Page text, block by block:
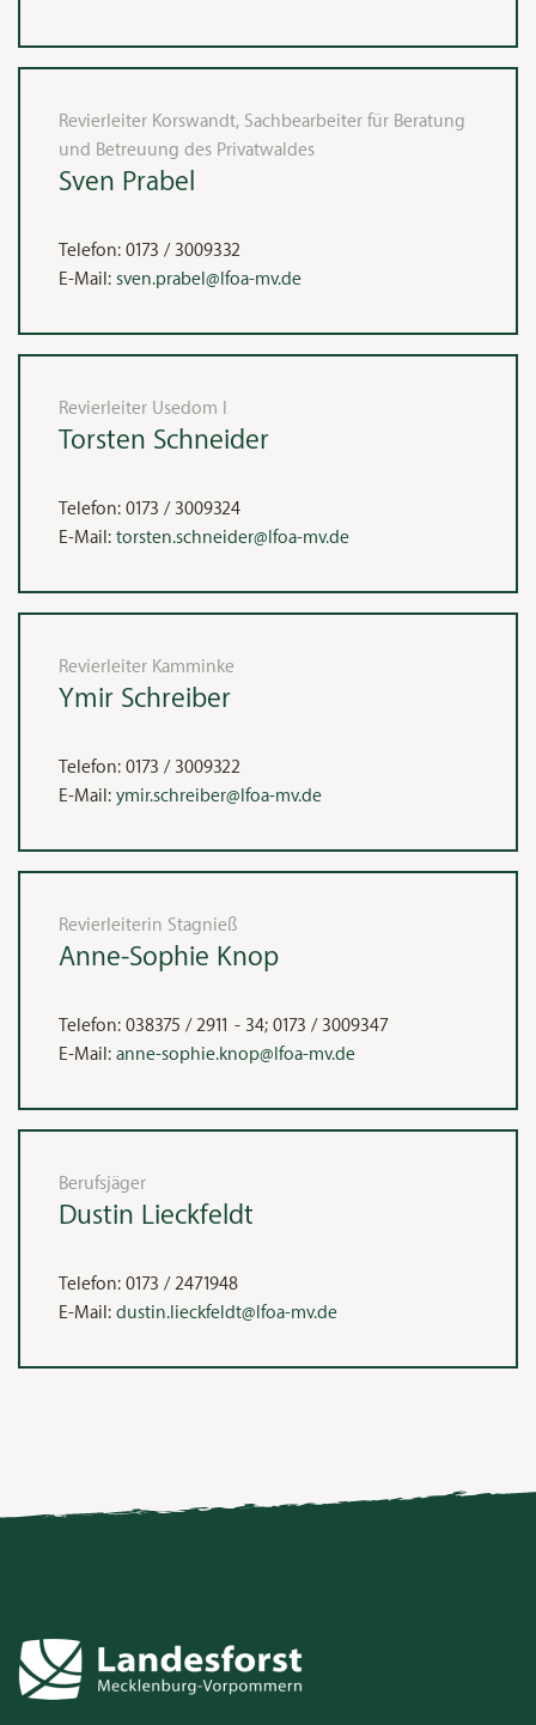
Revierleiter Korswandt, Sachbearbeiter für Beratung
und Betreuung des Privatwaldes
Sven Prabel
Telefon: 0173 / 3009332
E-Mail: sven.prabel@lfoa-mv.de
Revierleiter Usedom I
Torsten Schneider
Telefon: 0173 / 3009324
E-Mail: torsten.schneider@lfoa-mv.de
Revierleiter Kamminke
Ymir Schreiber
Telefon: 0173 / 3009322
E-Mail: ymir.schreiber@lfoa-mv.de
Revierleiterin Stagnieß
Anne-Sophie Knop
Telefon: 038375 / 2911 - 34; 0173 / 3009347
E-Mail: anne-sophie.knop@lfoa-mv.de
Berufsjäger
Dustin Lieckfeldt
Telefon: 0173 / 2471948
E-Mail: dustin.lieckfeldt@lfoa-mv.de
Kontakt